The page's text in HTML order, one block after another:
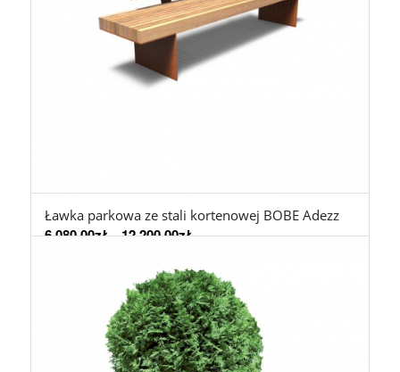
Ławka parkowa ze stali kortenowej BOBE Adezz
6.080,00zł–12.200,00zł